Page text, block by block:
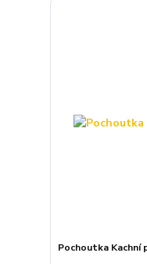
Pochoutka Kachní